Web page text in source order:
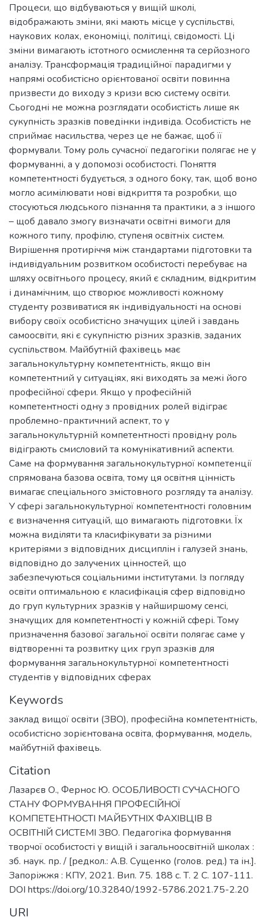
Процеси, що відбуваються у вищій школі,
відображають зміни, які мають місце у суспільстві,
наукових колах, економіці, політиці, свідомості. Ці
зміни вимагають істотного осмислення та серйозного
аналізу. Трансформація традиційної парадигми у
напрямі особистісно орієнтованої освіти повинна
призвести до виходу з кризи всю систему освіти.
Сьогодні не можна розглядати особистість лише як
сукупність зразків поведінки індивіда. Особистість не
сприймає насильства, через це не бажає, щоб її
формували. Тому роль сучасної педагогіки полягає не у
формуванні, а у допомозі особистості. Поняття
компетентності будується, з одного боку, так, щоб воно
могло асимілювати нові відкриття та розробки, що
стосуються людського пізнання та практики, а з іншого
– щоб давало змогу визначати освітні вимоги для
кожного типу, профілю, ступеня освітніх систем.
Вирішення протиріччя між стандартами підготовки та
індивідуальним розвитком особистості перебуває на
шляху освітнього процесу, який є складним, відкритим
і динамічним, що створює можливості кожному
студенту розвиватися як індивідуальності на основі
вибору своїх особистісно значущих цілей і завдань
самоосвіти, які є сукупністю різних зразків, заданих
суспільством. Майбутній фахівець має
загальнокультурну компетентність, якщо він
компетентний у ситуаціях, які виходять за межі його
професійної сфери. Якщо у професійній
компетентності одну з провідних ролей відіграє
проблемно-практичний аспект, то у
загальнокультурній компетентності провідну роль
відіграють смисловий та комунікативний аспекти.
Саме на формування загальнокультурної компетенції
спрямована базова освіта, тому ця освітня цінність
вимагає спеціального змістовного розгляду та аналізу.
У сфері загальнокультурної компетентності головним
є визначення ситуацій, що вимагають підготовки. Їх
можна виділяти та класифікувати за різними
критеріями з відповідних дисциплін і галузей знань,
відповідно до залучених цінностей, що
забезпечуються соціальними інститутами. Із погляду
освіти оптимальною є класифікація сфер відповідно
до груп культурних зразків у найширшому сенсі,
значущих для компетентності у кожній сфері. Тому
призначення базової загальної освіти полягає саме у
відтворенні та розвитку цих груп зразків для
формування загальнокультурної компетентності
студентів у відповідних сферах
Keywords
заклад вищої освіти (ЗВО), професійна компетентність,
особистісно зорієнтована освіта, формування, модель,
майбутній фахівець.
Citation
Лазарєв О., Фернос Ю. ОСОБЛИВОСТІ СУЧАСНОГО
СТАНУ ФОРМУВАННЯ ПРОФЕСІЙНОЇ
КОМПЕТЕНТНОСТІ МАЙБУТНІХ ФАХІВЦІВ В
ОСВІТНІЙ СИСТЕМІ ЗВО. Педагогіка формування
творчої особистості у вищій і загальноосвітній школах :
зб. наук. пр. / [редкол.: А.В. Сущенко (голов. ред.) та ін.].
Запоріжжя : КПУ, 2021. Вип. 75. 188 с. Т. 2 С. 107-111.
DOI https://doi.org/10.32840/1992-5786.2021.75-2.20
URI